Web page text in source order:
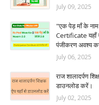
July 09, 2025
"एक पेड़ माँ के
Certificate यहाँ
पंजीकरण अवश्य
July 06, 2025
राज शालादर्पण
डाउनलोड करें।
July 02, 2025